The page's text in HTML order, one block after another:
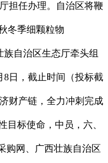
担任办理。自治区将鞭
冬季细颗粒物
族自治区生态厅牵头组
8日，截止时间（投标截
财产链，全力冲刺完成
目标使命，中员，六、
购网、广西壮族自治区